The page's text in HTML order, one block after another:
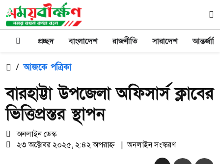
প্রচ্ছদ বাংলাদেশ রাজনীতি সারাদেশ
/ আজকে পত্রিকা
বারহাট্টা উপজেলা অফিসার্স ক্লাবের
ভিত্তিপ্রস্তর স্থাপন
অনলাইন ডেস্ক
২৩ অক্টোবর ২০২৫, ২:৪২ অপরাহ্ন
অনলাইন সংস্করণ